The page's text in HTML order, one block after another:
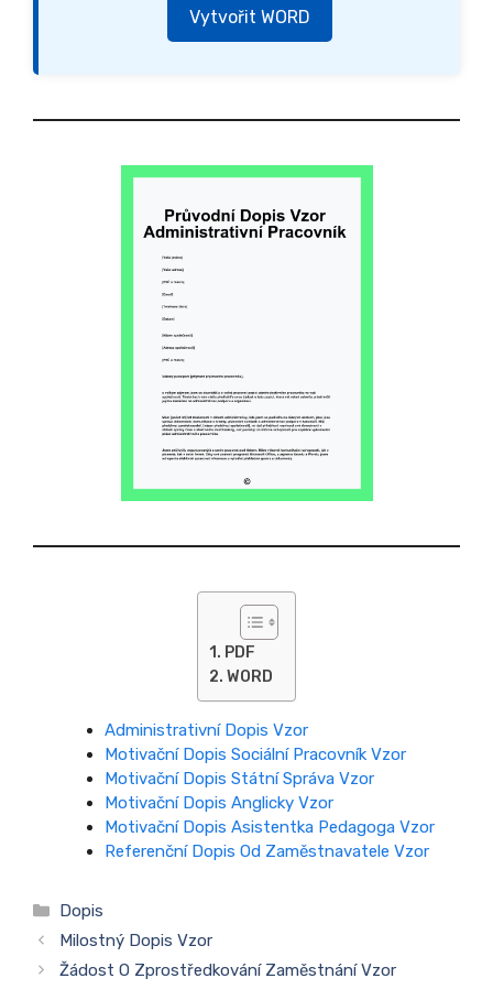
Vytvořit WORD
PDF
WORD
Administrativní Dopis Vzor
Motivační Dopis Sociální Pracovník Vzor
Motivační Dopis Státní Správa Vzor
Motivační Dopis Anglicky Vzor
Motivační Dopis Asistentka Pedagoga Vzor
Referenční Dopis Od Zaměstnavatele Vzor
Rubriky
Dopis
Milostný Dopis Vzor
Žádost O Zprostředkování Zaměstnání Vzor